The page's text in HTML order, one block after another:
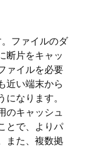
ファイルのダ
断片をキャッ
ァイルを必要
近い端末から
なります。
のキャッシュ
とで、よりパ
また、複数拠